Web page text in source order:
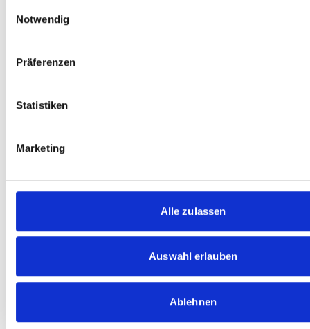
Notwendig
Präferenzen
Statistiken
Marketing
Alle zulassen
Auswahl erlauben
Ablehnen